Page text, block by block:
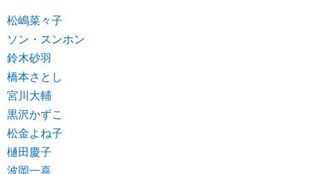
松嶋菜々子
ソン・スンホン
鈴木砂羽
橋本さとし
宮川大輔
黒沢かずこ
松金よね子
樋田慶子
波岡一喜